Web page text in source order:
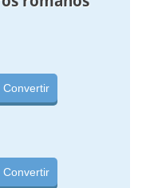
Convertir
Convertir